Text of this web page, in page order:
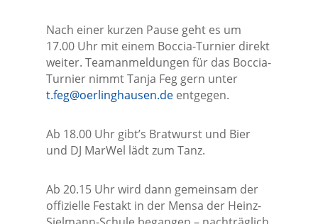
Nach einer kurzen Pause geht es um
17.00 Uhr mit einem Boccia-Turnier direkt
weiter. Teamanmeldungen für das Boccia-
Turnier nimmt Tanja Feg gern unter
t.feg@oerlinghausen.deentgegen.
Ab 18.00 Uhr gibt’s Bratwurst und Bier
und DJ MarWel lädt zum Tanz.
Ab 20.15 Uhr wird dann gemeinsam der
offizielle Festakt in der Mensa der Heinz-